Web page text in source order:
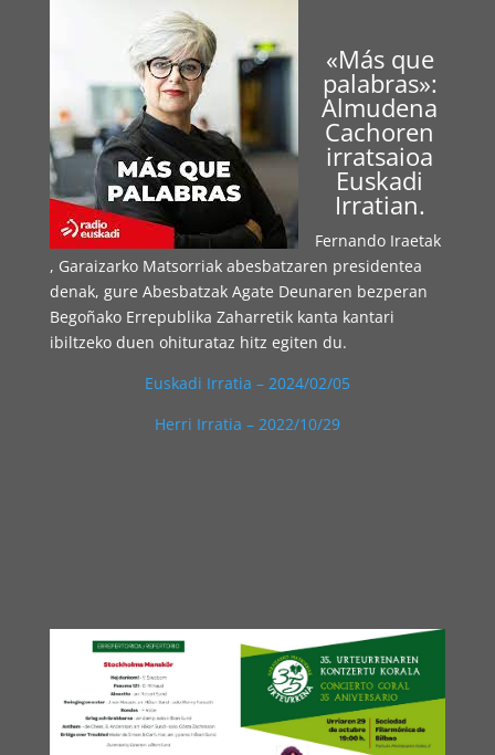
«Más que
palabras»:
Almudena
Cachoren
irratsaioa
Euskadi
Irratian.
Fernando Iraetak
, Garaizarko Matsorriak abesbatzaren presidentea
denak, gure Abesbatzak Agate Deunaren bezperan
Begoñako Errepublika Zaharretik kanta kantari
ibiltzeko duen ohiturataz hitz egiten du.
Euskadi Irratia – 2024/02/05
Herri Irratia – 2022/10/29